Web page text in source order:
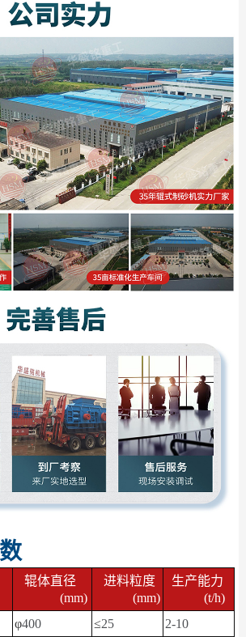
辊体直径
(mm)
进料粒度
(mm)
生产能力
(t/h)
φ400 ≤25
2-10